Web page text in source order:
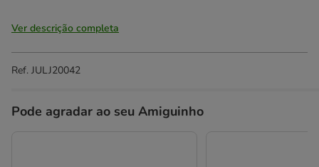
Ver descrição completa
Ref. JULJ20042
Pode agradar ao seu Amiguinho